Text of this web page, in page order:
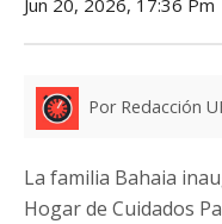
Por Redacción
La familia Bahaia
Hogar de Cuidados